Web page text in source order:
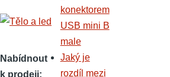
Nabídnout
k prodeji
konektorem
USB mini B
male
Jaký je
rozdíl mezi